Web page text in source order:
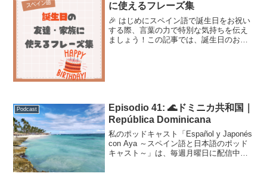
に使えるフレーズ集
🎉 はじめにスペイン語で誕生日をお祝い
する際、言葉の力で特別な気持ちを伝え
ましょう！この記事では、誕生日のお祝
Podcast
Episodio 41: 🌊ドミニカ共和国｜
República Dominicana
私のポッドキャスト「Español y Japonés
con Aya ～スペイン語と日本語のポッド
キャスト～」は、毎週月曜日に配信中で